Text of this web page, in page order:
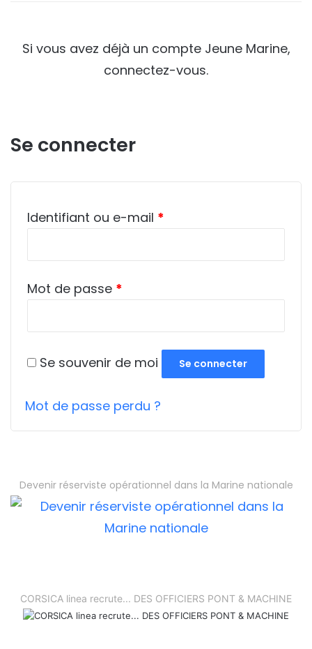
Si vous avez déjà un compte Jeune Marine,
connectez-vous.
Se connecter
Identifiant ou e-mail *
Mot de passe *
Se souvenir de moi Se connecter
Mot de passe perdu ?
Devenir réserviste opérationnel dans la Marine nationale
CORSICA linea recrute... DES OFFICIERS PONT & MACHINE